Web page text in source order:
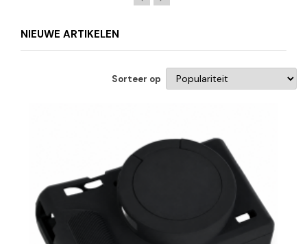
NIEUWE ARTIKELEN
Sorteer op